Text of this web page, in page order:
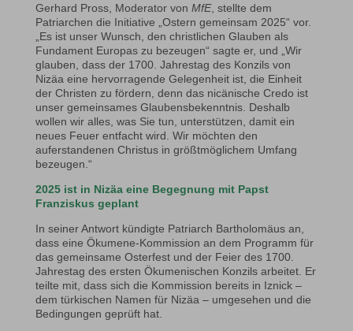
Gerhard Pross, Moderator von MfE, stellte dem
Patriarchen die Initiative „Ostern gemeinsam 2025“ vor.
„Es ist unser Wunsch, den christlichen Glauben als
Fundament Europas zu bezeugen“ sagte er, und „Wir
glauben, dass der 1700. Jahrestag des Konzils von
Nizäa eine hervorragende Gelegenheit ist, die Einheit
der Christen zu fördern, denn das nicänische Credo ist
unser gemeinsames Glaubensbekenntnis. Deshalb
wollen wir alles, was Sie tun, unterstützen, damit ein
neues Feuer entfacht wird. Wir möchten den
auferstandenen Christus in größtmöglichem Umfang
bezeugen.“
2025 ist in Nizäa eine Begegnung mit Papst
Franziskus geplant
In seiner Antwort kündigte Patriarch Bartholomäus an,
dass eine Ökumene-Kommission an dem Programm für
das gemeinsame Osterfest und der Feier des 1700.
Jahrestag des ersten Ökumenischen Konzils arbeitet. Er
teilte mit, dass sich die Kommission bereits in Iznick –
dem türkischen Namen für Nizäa – umgesehen und die
Bedingungen geprüft hat.